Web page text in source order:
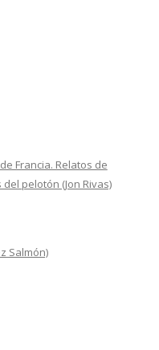
Francia. Relatos de
pelotón (Jon Rivas)
Salmón)